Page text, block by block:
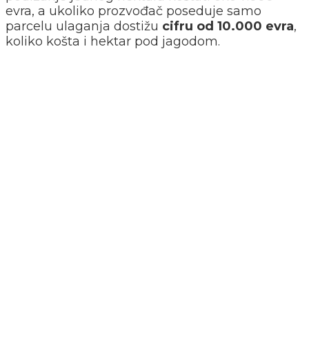
evra, a ukoliko prozvođač poseduje samo
parcelu ulaganja dostižu cifru od 10.000 evra,
koliko košta i hektar pod jagodom.